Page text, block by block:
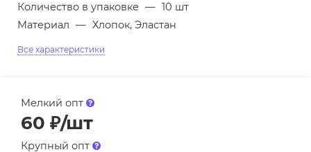
Количество в упаковке — 10 шт
Материал — Хлопок, Эластан
Все характеристики
Мелкий опт
60 ₽/шт
Крупный опт